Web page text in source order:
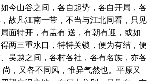
今山谷之间，各自起势，各自开局，各
故凡江南一带，不当与江北同看，只见
面特开，有盖有 送，有朝有迎，或如
两三重水口，特特关锁，便为有结，便
吴越之间，各村各社，各有名族，亦各
，又各不同风，惟异气然也。平原又